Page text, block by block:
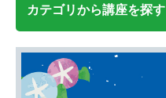
カテゴリから講座を探す